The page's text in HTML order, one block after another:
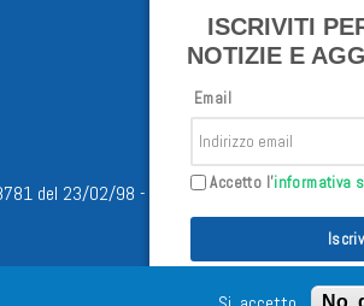
del 23/02/98 - Tutti i diritti riservati
ISCRIVITI
NOTIZIE E
Email
Accetto l'informativa
No,